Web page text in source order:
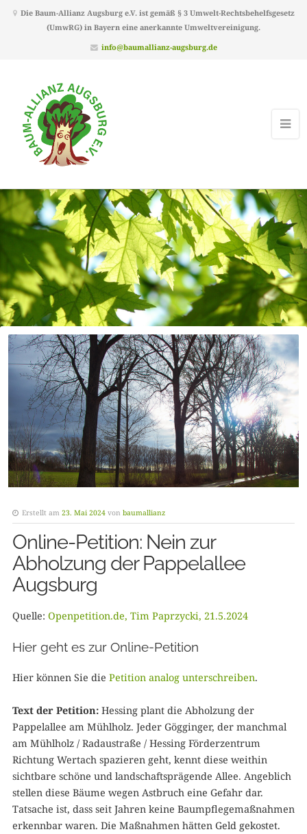
Die Baum-Allianz Augsburg e.V. ist gemäß § 3 Umwelt-Rechtsbehelfsgesetz
(UmwRG) in Bayern eine anerkannte Umweltvereinigung.
info@baumallianz-augsburg.de
Erstellt am 23. Mai 2024 von baumallianz
Online-Petition: Nein zur
Abholzung der Pappelallee
Augsburg
Quelle: Openpetition.de, Tim Paprzycki, 21.5.2024
Hier geht es zur Online-Petition
Hier können Sie die Petition analog unterschreiben.
Text der Petition:Hessing plant die Abholzung der
Pappelallee am Mühlholz. Jeder Gögginger, der manchmal
am Mühlholz / Radaustraße / Hessing Förderzentrum
Richtung Wertach spazieren geht, kennt diese weithin
sichtbare schöne und landschaftsprägende Allee. Angeblich
stellen diese Bäume wegen Astbruch eine Gefahr dar.
Tatsache ist, dass seit Jahren keine Baumpflegemaßnahmen
erkennbar waren. Die Maßnahmen hätten Geld gekostet.